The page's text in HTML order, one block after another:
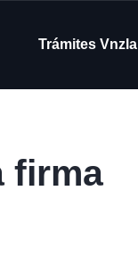
Trámites Vnzla
firma